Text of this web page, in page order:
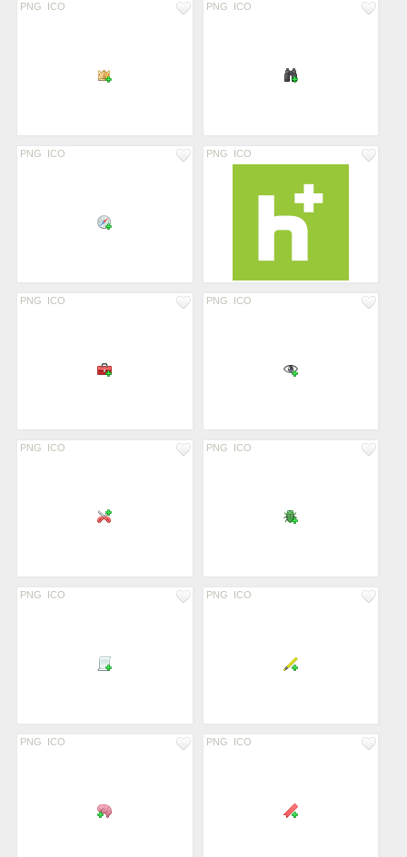
PNG ICO PNG ICO
PNG ICO PNG ICO
PNG ICO PNG ICO
PNG ICO PNG ICO
PNG ICO PNG ICO
PNG ICO PNG ICO